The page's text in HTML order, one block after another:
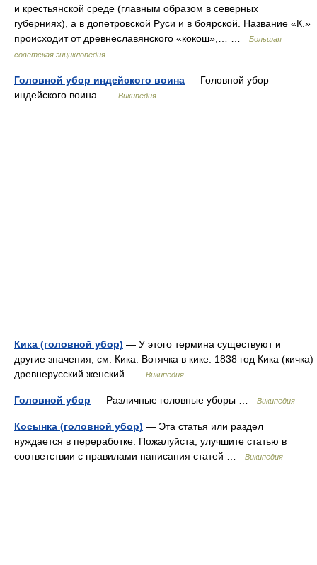
и крестьянской среде (главным образом в северных
губерниях), а в допетровской Руси и в боярской. Название «К.»
происходит от древнеславянского «кокош»,… …
Большая
советская энциклопедия
Головной убор индейского воина — Головной убор
индейского воина …
Википедия
Кика (головной убор) — У этого термина существуют и
другие значения, см. Кика. Вотячка в кике. 1838 год Кика (кичка)
древнерусский женский …
Википедия
Головной убор — Различные головные уборы … Википедия
Косынка (головной убор) — Эта статья или раздел
нуждается в переработке. Пожалуйста, улучшите статью в
соответствии с правилами написания статей …
Википедия